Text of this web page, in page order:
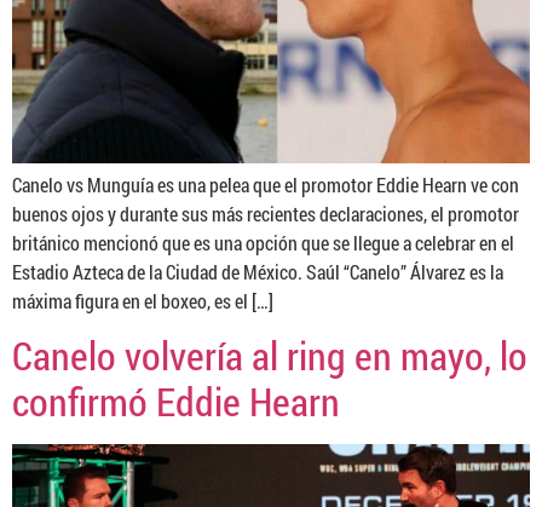
Canelo vs Munguía es una pelea que el promotor Eddie Hearn ve con
buenos ojos y durante sus más recientes declaraciones, el promotor
británico mencionó que es una opción que se llegue a celebrar en el
Estadio Azteca de la Ciudad de México. Saúl “Canelo” Álvarez es la
máxima figura en el boxeo, es el […]
Canelo volvería al ring en mayo, lo
confirmó Eddie Hearn